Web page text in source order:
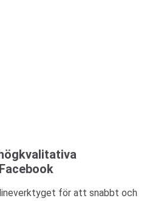
för att snabbt och